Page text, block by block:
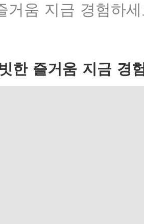
거움 지금 경험하세
한 즐거움 지금 경